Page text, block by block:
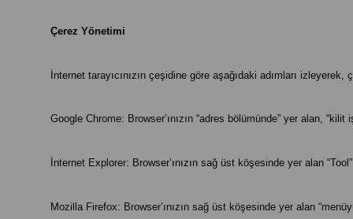
Çerez Yönetimi
İnternet tarayıcınızın çeşidine göre aşağıdaki adımları
Google Chrome: Browser’ınızın “adres bölümünde” yer alan,
İnternet Explorer: Browser’ınızın sağ üst köşesinde yer alan
Mozilla Firefox: Browser’ınızın sağ üst köşesinde yer alan